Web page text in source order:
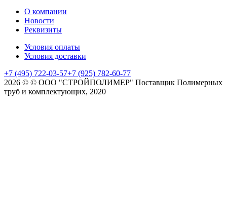
О компании
Новости
Реквизиты
Условия оплаты
Условия доставки
+7 (495) 722-03-57+7 (925) 782-60-77
2026 © © ООО "СТРОЙПОЛИМЕР" Поставщик Полимерных
труб и комплектующих, 2020